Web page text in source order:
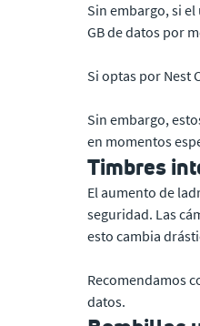
Sin embargo, si
GB de datos por
Si optas por Nest
Sin embargo,
en momentos
Timbres
El aumento de
seguridad. Las
esto cambia
Recomendamos
datos.